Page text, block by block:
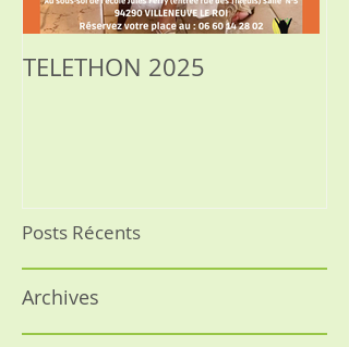
TELETHON 2025
Posts Récents
Archives